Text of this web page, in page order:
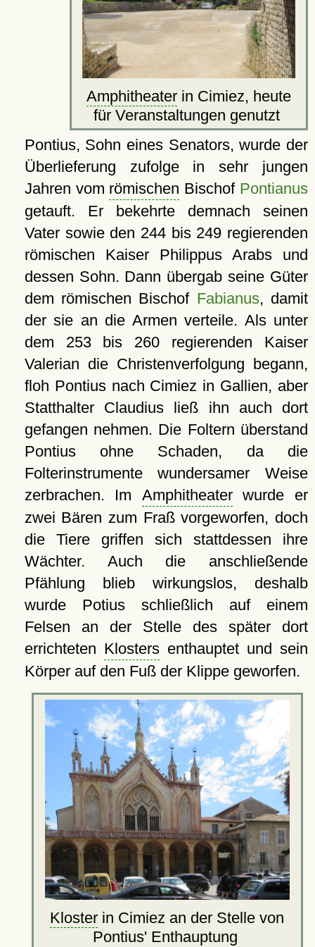
Amphitheater in Cimiez, heute
für Veranstaltungen genutzt
Pontius, Sohn eines Senators, wurde der
Überlieferung zufolge in sehr jungen
Jahren vom römischen Bischof Pontianus
getauft. Er bekehrte demnach seinen
Vater sowie den 244 bis 249 regierenden
römischen Kaiser Philippus Arabs und
dessen Sohn. Dann übergab seine Güter
dem römischen Bischof Fabianus, damit
der sie an die Armen verteile. Als unter
dem 253 bis 260 regierenden Kaiser
Valerian die Christenverfolgung begann,
floh Pontius nach Cimiez in Gallien, aber
Statthalter Claudius ließ ihn auch dort
gefangen nehmen. Die Foltern überstand
Pontius ohne Schaden, da die
Folterinstrumente wundersamer Weise
zerbrachen. Im Amphitheaterwurde er
zwei Bären zum Fraß vorgeworfen, doch
die Tiere griffen sich stattdessen ihre
Wächter. Auch die anschließende
Pfählung blieb wirkungslos, deshalb
wurde Potius schließlich auf einem
Felsen an der Stelle des später dort
errichteten Klostersenthauptet und sein
Körper auf den Fuß der Klippe geworfen.
Kloster in Cimiez an der Stelle von
Pontius' Enthauptung